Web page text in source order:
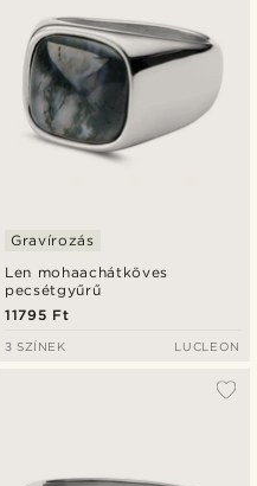
Len mohaachátköves
pecsétgyűrű
Gravírozás
11795 Ft
3 SZÍNEK LUCLEON